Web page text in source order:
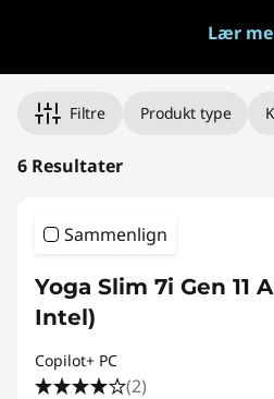
Lær
Filtre Produkt type
6 Resultater
Sammenlign
Yoga Slim 7i Gen 11
Intel)
Copilot+ PC
(2)